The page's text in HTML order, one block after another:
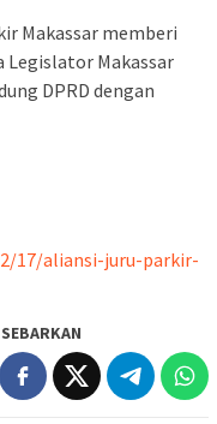
Makassar memberi
Legislator Makassar
DPRD dengan
17/aliansi-juru-parkir-
SEBARKAN